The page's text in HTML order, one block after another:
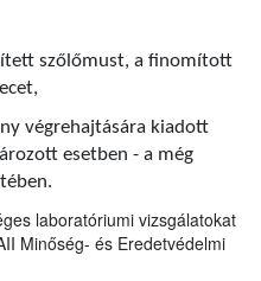
szőlőmust, a finomított
végrehajtására kiadott
esetben - a még
laboratóriumi vizsgálatokat
Minőség- és Eredetvédelmi